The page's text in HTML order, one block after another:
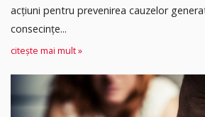
acțiuni pentru prevenirea cauzelor
consecințe...
citește mai mult »